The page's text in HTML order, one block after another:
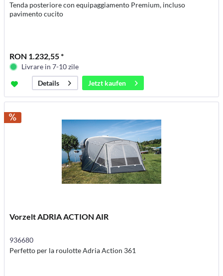
Tenda posteriore con equipaggiamento Premium, incluso
pavimento cucito
RON 1.232,55 *
Livrare in 7-10 zile
Details
Jetzt kaufen
Vorzelt ADRIA ACTION AIR
936680
Perfetto per la roulotte Adria Action 361